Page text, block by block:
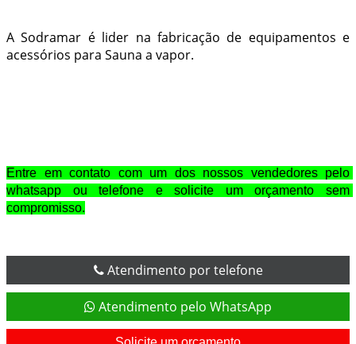
A Sodramar é lider na fabricação de equipamentos e
acessórios para Sauna a vapor.
Entre em contato com um dos nossos vendedores pelo
whatsapp ou telefone e solicite um orçamento sem
compromisso.
Atendimento por telefone
Atendimento pelo WhatsApp